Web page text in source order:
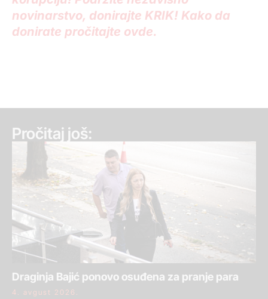
novinarstvo, donirajte KRIK! Kako da
donirate pročitajte ovde.
Pročitaj još:
Draginja Bajić ponovo osuđena za pranje para
4. avgust 2026.